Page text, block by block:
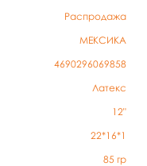
Распродажа
МЕКСИКА
4690296069858
Латекс
12"
22*16*1
85 гр